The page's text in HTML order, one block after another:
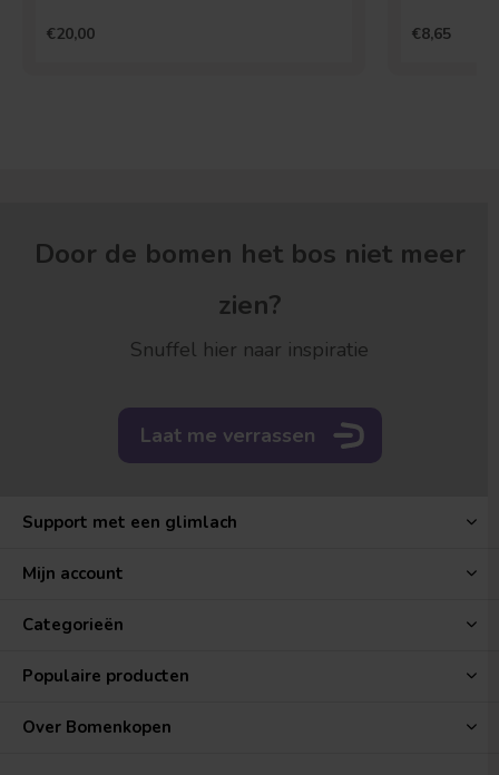
€20,00 €8,65
Door de bomen het bos niet meer
zien?
Snuffel hier naar inspiratie
Laat me verrassen
Support met een glimlach
Mijn account
Categorieën
Populaire producten
Over Bomenkopen